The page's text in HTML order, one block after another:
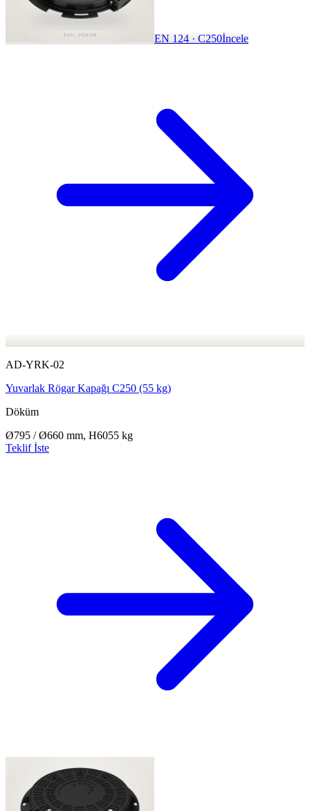
EN 124 · C250İncele
AD-YRK-02
Yuvarlak Rögar Kapağı C250 (55 kg)
Döküm
Ø795 / Ø660 mm, H6055 kg
Teklif İste